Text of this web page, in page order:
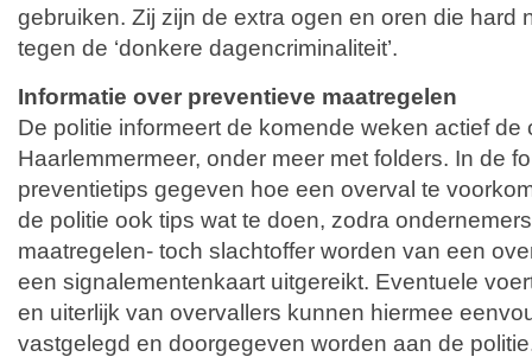
gebruiken. Zij zijn de extra ogen en oren die hard
tegen de ‘donkere dagencriminaliteit’.
Informatie over preventieve maatregelen
De politie informeert de komende weken actief de
Haarlemmermeer, onder meer met folders. In de
preventietips gegeven hoe een overval te
de politie ook tips wat te doen, zodra
maatregelen- toch slachtoffer worden van een
een signalementenkaart uitgereikt. Eventuele
en uiterlijk van overvallers kunnen hiermee
vastgelegd en doorgegeven worden aan de